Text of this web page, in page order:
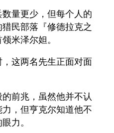
量更少，但每个人的
民部落『修德拉克之
米泽尔妲。
这两名先生正面对面
前兆，虽然他并不认
，但亨克尔知道他不
力。